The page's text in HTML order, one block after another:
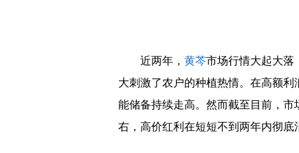
近两年， 黄芩市场行情大起大落
大刺激了农户的种植热情。在高额
能储备持续走高。然而截至目前，市
右，高价红利在短短不到两年内彻底